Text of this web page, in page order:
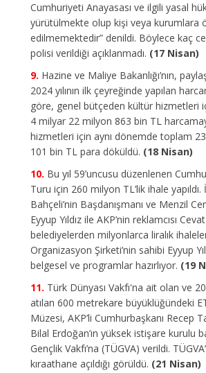
Cumhuriyeti Anayasası ve ilgili yasal
yürütülmekte olup kişi veya kurumlara
edilmemektedir” denildi. Böylece kaç
polisi verildiği açıklanmadı. (17 Nisan)
Hazine ve Maliye Bakanlığı’nın,
2024 yılının ilk çeyreğinde yapılan
göre, genel bütçeden kültür hizmetleri
4 milyar 22 milyon 863 bin TL
hizmetleri için aynı dönemde toplam
101 bin TL para döküldü. (18 Nisan)
Bu yıl 59’uncusu düzenlenen
Turu için 260 milyon TL’lik ihale
Bahçeli’nin Başdanışmanı ve Menzil
Eyyup Yıldız ile AKP’nin reklamcısı
belediyelerden milyonlarca liralık ihaleler
Organizasyon Şirketi’nin sahibi Eyyup
belgesel ve programlar hazırlıyor. (19
Türk Dünyası Vakfı'na ait olan ve
atılan 600 metrekare büyüklüğündeki
Müzesi, AKP’li Cumhurbaşkanı Recep
Bilal Erdoğan’ın yüksek istişare kurulu
Gençlik Vakfı’na (TÜGVA) verildi.
kıraathane açıldığı görüldü. (21 Nisan)